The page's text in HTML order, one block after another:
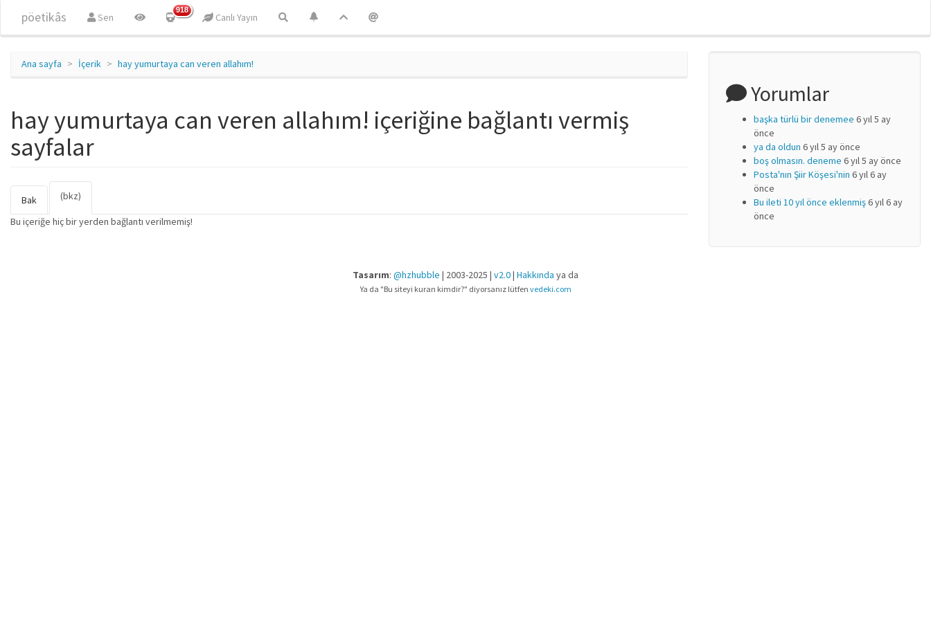
pöetikâs Sen
918
Canlı Yayın
Ana sayfa İçerik hay yumurtaya can veren allahım!
hay yumurtaya can veren allahım! içeriğine bağlantı vermiş
sayfalar
Birincil sekmeler
Bak (bkz)
Bu içeriğe hiç bir yerden bağlantı verilmemiş!
Yorumlar
başka türlü bir denemee 6 yıl 5 ay
önce
ya da oldun 6 yıl 5 ay önce
boş olmasın. deneme 6 yıl 5 ay önce
Posta'nın Şiir Köşesi'nin 6 yıl 6 ay
önce
Bu ileti 10 yıl önce eklenmiş6 yıl 6 ay
önce
Tasarım: @hzhubble | 2003-2025 | v2.0| Hakkında ya da
Ya da "Bu siteyi kuran kimdir?" diyorsanız lütfen vedeki.com